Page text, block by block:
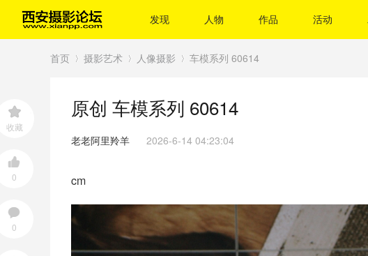
发现 人物 作品 活动
首页
›
摄影艺术
›
人像摄影 车模系列 60614
收藏
0
0
原创 车模系列 60614
老老阿里羚羊 2026-6-14 04:23:04
cm